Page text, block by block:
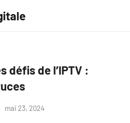
défis de l’IPTV :
mai 23, 2024